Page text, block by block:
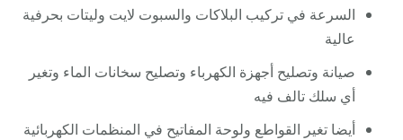
السرعة في تركيب البلاكات والسبوت لايت وليتات بحرفية
عالية
صيانة وتصليح أجهزة الكهرباء وتصليح سخانات الماء وتغير
أي سلك تالف فيه
أيضا تغير القواطع ولوحة المفاتيح في المنظمات الكهربائية